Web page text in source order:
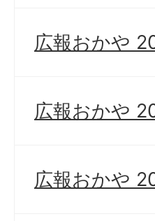
広報おかや
広報おかや
広報おかや